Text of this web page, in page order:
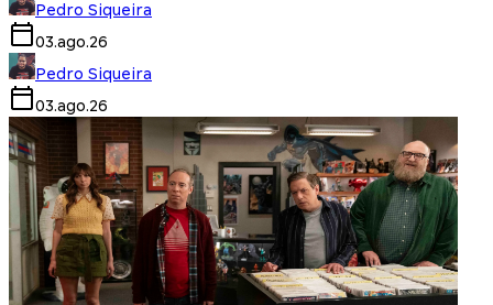
Pedro Siqueira
03.ago.26
Pedro Siqueira
03.ago.26